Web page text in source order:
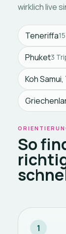
wirklich live
Teneriffa
Phuket3
Koh
So
1